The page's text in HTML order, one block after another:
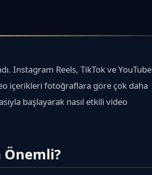
Instagram Reels, TikTok ve YouTube
içerikleri fotoğraflara göre çok daha
başlayarak nasıl etkili video
Önemli?